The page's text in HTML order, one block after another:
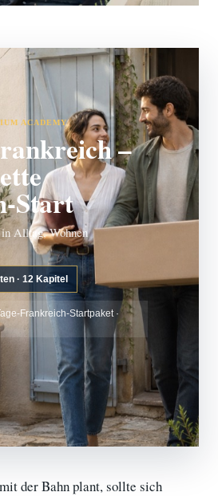
ACADEMY
–
Start
Alltag, Wohnen
· 12 Kapitel
Frankreich-Startpaket ·
der Bahn plant, sollte sich